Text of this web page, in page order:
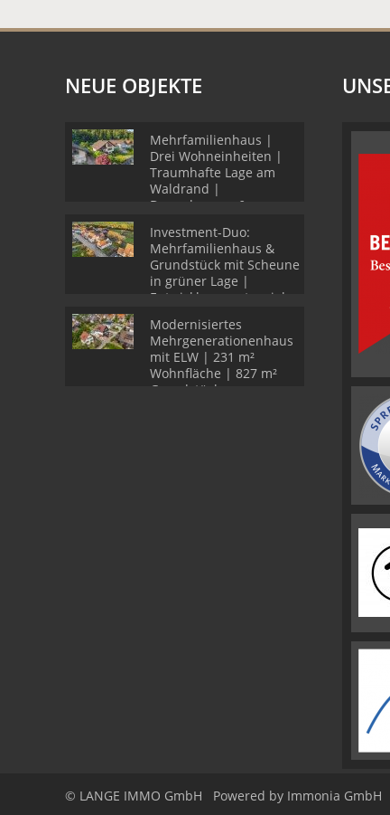
NEUE OBJEKTE
Mehrfamilienhaus |
Drei Wohneinheiten |
Traumhafte Lage am
Waldrand |
Doppelgarage &
Investment-Duo:
Mehrfamilienhaus &
Grundstück mit Scheune
in grüner Lage |
Entwicklungspotenzial
Modernisiertes
Mehrgenerationenhaus
mit ELW | 231 m²
Wohnfläche | 827 m²
Grundstück
© LANGE IMMO GmbH Powered by Immonia GmbH